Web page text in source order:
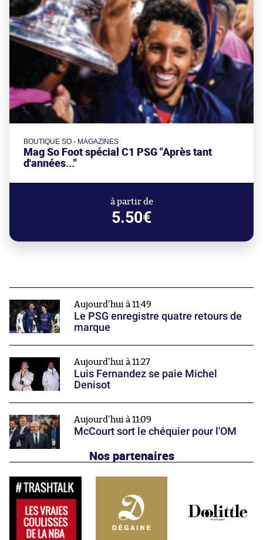
BOUTIQUE SO - MAGAZINES
Mag So Foot spécial C1 PSG "Après tant
d'années..."
à partir de
5.50€
Aujourd'hui à 11:49
Le PSG enregistre quatre retours de
marque
Aujourd'hui à 11:27
Luis Fernandez se paie Michel
Denisot
Aujourd'hui à 11:09
McCourt sort le chéquier pour l'OM
Nos partenaires